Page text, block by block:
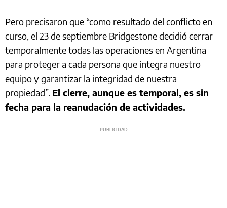
Pero precisaron que “como resultado del conflicto en
curso, el 23 de septiembre Bridgestone decidió cerrar
temporalmente todas las operaciones en Argentina
para proteger a cada persona que integra nuestro
equipo y garantizar la integridad de nuestra
propiedad”. El cierre, aunque es temporal, es sin
fecha para la reanudación de actividades.